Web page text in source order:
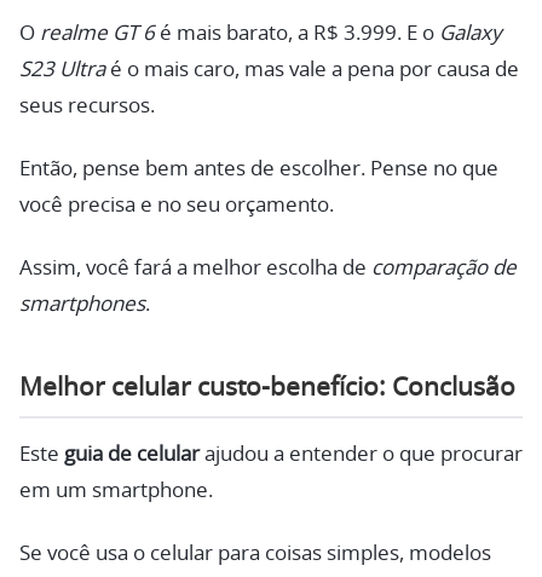
O realme GT 6é mais barato, a R$ 3.999. E o Galaxy
S23 Ultraé o mais caro, mas vale a pena por causa de
seus recursos.
Então, pense bem antes de escolher. Pense no que
você precisa e no seu orçamento.
Assim, você fará a melhor escolha de comparação de
smartphones.
Melhor celular custo-benefício: Conclusão
Este guia de celularajudou a entender o que procurar
em um smartphone.
Se você usa o celular para coisas simples, modelos